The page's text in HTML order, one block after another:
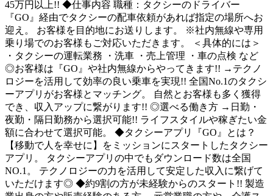
45万円以上!! ◆仕事内容 職種：タクシーのドライバー
『GO』経由でタクシーの配車依頼があれば指定の場所へお
迎え。 お客様を目的地にお送りします。 ※社内無線や専用
乗り場でのお客様もご対応いただきます。 ＜具体的には＞
・タクシーの運転業務 ・洗車 ・売上管理 ・車の点検 など
◎お客様は『GO』や社内無線からやってきます!! →テクノ
ロジーを活用して効率の良い乗車を実現!! 全国No.1のタクシ
ーアプリがお客様とマッチング。 自然とお客様も多く獲得
でき、収入アップに繋がります!! ◎選べる働き方 →日勤・
夜勤・隔日勤務から選択可能!! ライフスタイルや稼ぎたい金
額に合わせて選択可能。 ◆タクシーアプリ『GO』とは？
【移動で人を幸せに】をミッションにスタートしたタクシー
アプリ。 タクシーアプリの中でもダウンロード数は全国
NO.1。 テクノロジーの力を活用して安定した収入に繋げて
いただけます◎ ◆約9割の方が未経験からのスタート!! 製造